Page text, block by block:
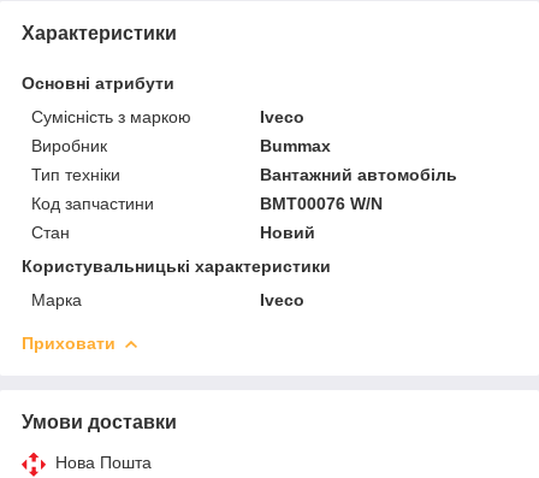
Характеристики
Основні атрибути
Сумісність з маркою
Iveco
Виробник
Bummax
Тип техніки
Вантажний автомобіль
Код запчастини
BMT00076 W/N
Стан
Новий
Користувальницькі характеристики
Марка
Iveco
Приховати
Умови доставки
Нова Пошта